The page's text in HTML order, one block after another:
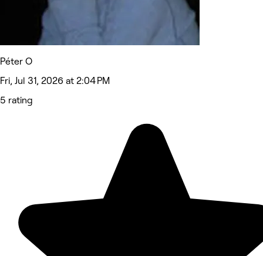
Péter O
Fri, Jul 31, 2026 at 2:04 PM
5 rating